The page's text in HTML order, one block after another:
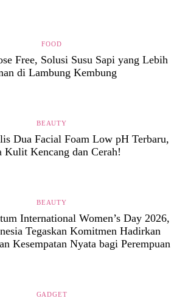
FOOD
Free, Solusi Susu Sapi yang Lebih
di Lambung Kembung
BEAUTY
Dua Facial Foam Low pH Terbaru,
Kulit Kencang dan Cerah!
BEAUTY
International Women’s Day 2026,
Tegaskan Komitmen Hadirkan
Kesempatan Nyata bagi Perempuan
GADGET